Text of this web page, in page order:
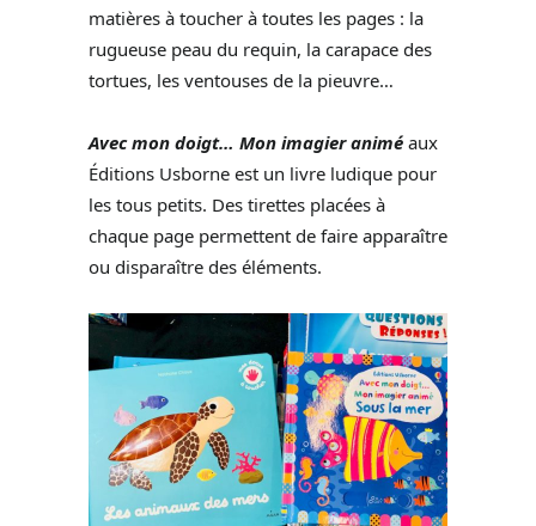
matières à toucher à toutes les pages : la
rugueuse peau du requin, la carapace des
tortues, les ventouses de la pieuvre…
Avec mon doigt… Mon imagier animé aux
Éditions Usborne est un livre ludique pour
les tous petits. Des tirettes placées à
chaque page permettent de faire apparaître
ou disparaître des éléments.